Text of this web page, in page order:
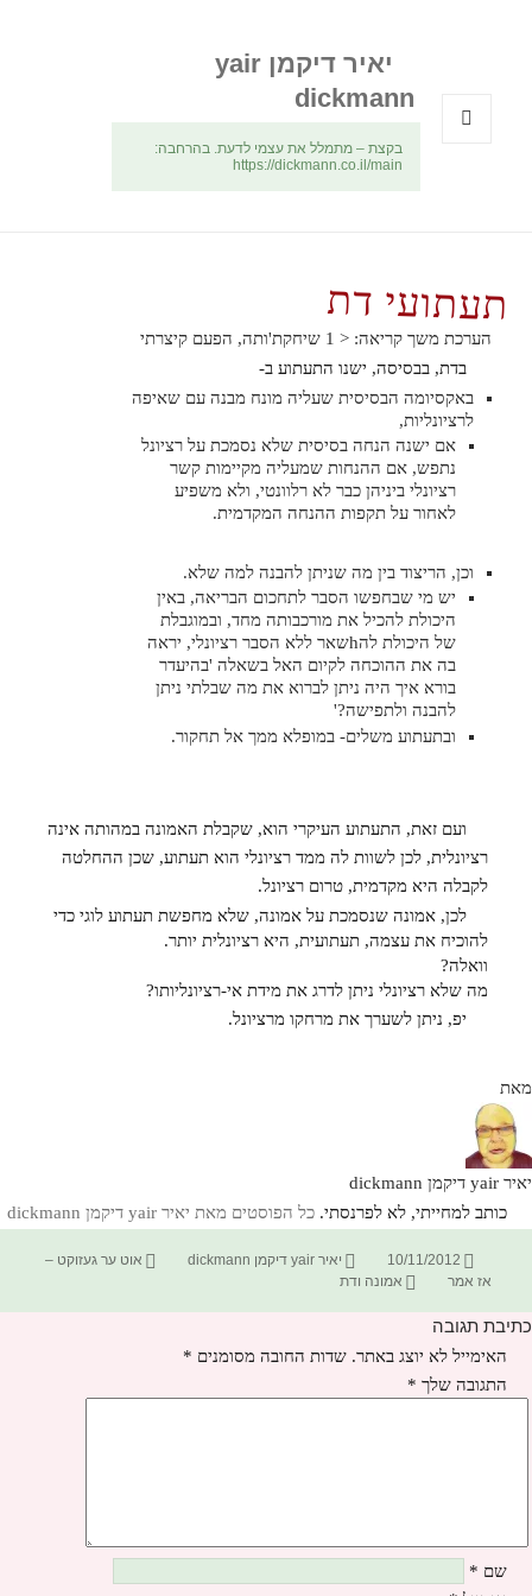
יאיר דיקמן yair
dickmann
בקצת – מתמלל את עצמי לדעת. בהרחבה:
https://dickmann.co.il/main
תעתועי דת
הערכת משך קריאה: < 1
שיחקת'ותה, הפעם קיצרתי
בדת, בבסיסה, ישנו התעתוע ב-
באקסיומה הבסיסית שעליה מונח מבנה עם שאיפה
לרציונליות,
אם ישנה הנחה בסיסית שלא נסמכת על רציונל
נתפש, אם ההנחות שמעליה מקיימות קשר
רציונלי ביניהן כבר לא רלוונטי, ולא משפיע
לאחור על תקפות ההנחה המקדמית.
וכן, הריצוד בין מה שניתן להבנה למה שלא.
יש מי שבחפשו הסבר לתחכום הבריאה, באין
היכולת להכיל את מורכבותה מחד, ובמוגבלת
של היכולת להhשאר ללא הסבר רציונלי, יראה
בה את ההוכחה לקיום האל בשאלה 'בהיעדר
בורא איך היה ניתן לברוא את מה שבלתי ניתן
להבנה ולתפישה?'
ובתעתוע משלים- במופלא ממך אל תחקור.
ועם זאת, התעתוע העיקרי הוא, שקבלת האמונה במהותה אינה
רציונלית, לכן לשוות לה ממד רציונלי הוא תעתוע, שכן ההחלטה
לקבלה היא מקדמית, טרום רציונל.
לכן, אמונה שנסמכת על אמונה, שלא מחפשת תעתוע לוגי כדי
להוכיח את עצמה, תעתועית, היא רציונלית יותר.
וואלה?
מה שלא רציונלי ניתן לדרג את מידת אי-רציונליותו?
יפ, ניתן לשערך את מרחקו מרציונל.
מאת
יאיר yair דיקמן dickmann
כותב למחייתי, לא לפרנסתי. כל הפוסטים מאת יאיר yair דיקמן dickmann‏
פורסם
בתאריך
10/11/2012 מחבר
יאיר yair דיקמן dickmann קטגוריות
אוט ער געזוקט –
אז אמר
תגיות
אמונה ודת
כתיבת תגובה
האימייל לא יוצג באתר. שדות החובה מסומנים *
התגובה שלך *
שם *